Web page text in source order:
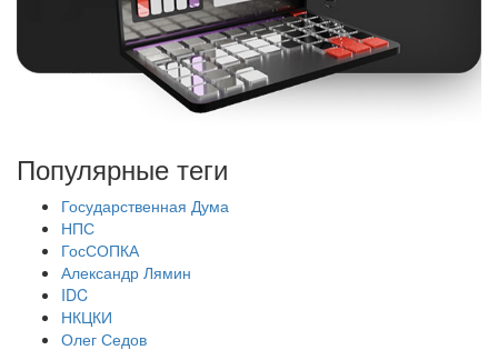
Популярные теги
Государственная Дума
НПС
ГосСОПКА
Александр Лямин
IDC
НКЦКИ
Олег Седов